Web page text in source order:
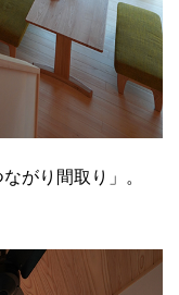
がり間取り」。